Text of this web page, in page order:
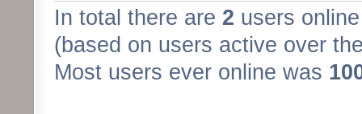
In total there are 2 users
(based on users active over
Most users ever online was